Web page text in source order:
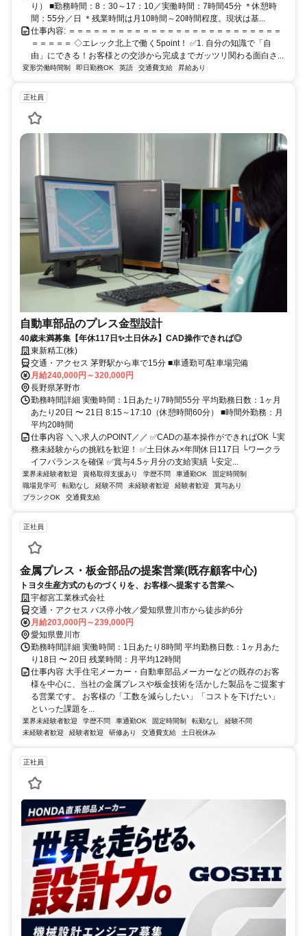
り） ■勤務時間：8：30～17：10／実働時間：7時間45分 ＊休憩時
間：55分／日 ＊残業時間は月10時間～20時間程度。現状は基...
仕事内容: ＝＝＝＝＝＝＝＝＝＝＝＝＝＝＝＝＝＝＝＝＝＝＝＝＝＝
＝＝＝＝＝ ◇エレック北上で働く5point！ ✅1. 自分の知識で「自
由」にできる！お客様との交渉から完成までガッツリ関わる面白さ...
変形労働時間制 即日勤務OK 英語 交通費支給 昇給あり
正社員
自動車部品のプレス金型設計
40歳未満募集【年休117日✨土日休み】CAD操作できれば◎
東新精工(株)
交通・アクセス 茅野駅から車で15分 ■車通勤可/駐車場完備
月給240,000円～320,000円
長野県茅野市
勤務時間詳細 実働時間：1日あたり7時間55分 平均勤務日数：1ヶ月
あたり20日 〜 21日 8:15～17:10（休憩時間60分） ■時間外勤務：月
平均20時間
仕事内容 ＼＼求人のPOINT／／ ✅CADの基本操作ができればOK └実
務未経験からの挑戦を歓迎！ ✅土日休み×年間休日117日 └ワークラ
イフバランスを確保 ✅賞与4.5ヶ月分の支給実績 └安定...
業界未経験者歓迎 資格取得支援あり 学歴不問 車通勤OK
固定時間制
職場見学可
転勤なし 経験不問 未経験者歓迎 経験者歓迎
賞与あり
ブランクOK
交通費支給
正社員
金属プレス・板金部品の提案営業(既存顧客中心)
トヨタ生産方式のものづくりを、お客様へ提案する営業へ
宇都宮工業株式会社
交通・アクセス バス停小牧／愛知県豊川市から徒歩約6分
月給203,000円～239,000円
愛知県豊川市
勤務時間詳細 実働時間：1日あたり8時間 平均勤務日数：1ヶ月あた
り18日 〜 20日 残業時間：月平均12時間
仕事内容 大手住宅メーカー・自動車部品メーカーなどの既存のお客
様を中心に、当社の金属プレスや板金技術を活かした製品をご提案す
る営業です。 お客様の「工数を減らしたい」「コストを下げたい」
といった課題を...
業界未経験者歓迎 学歴不問 車通勤OK 固定時間制 転勤なし
経験不問
未経験者歓迎
経験者歓迎 研修あり 交通費支給 土日祝休み
正社員